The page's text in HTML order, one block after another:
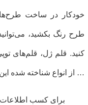
خودکار در ساخت
طرح رنگ بکشید،
کنید. قلم ژل، قلم‌های
… از انواع شناخته شده این
برای کسب اطلاعات